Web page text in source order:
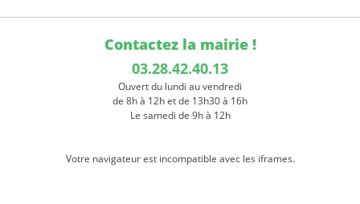
Contactez la mairie !
03.28.42.40.13
Ouvert du lundi au vendredi
de 8h à 12h et de 13h30 à 16h
Le samedi de 9h à 12h
Votre navigateur est incompatible avec les iframes.